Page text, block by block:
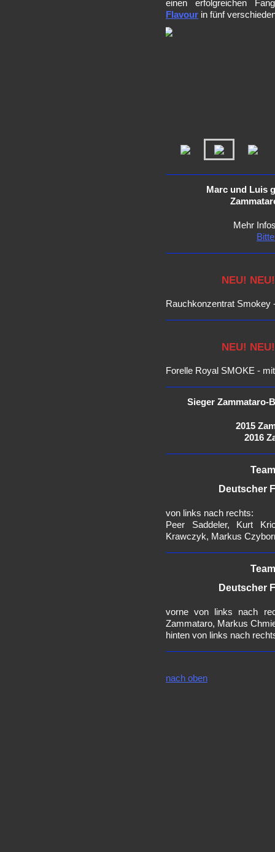
einen erfolgreichen
Flavour in fünf
Marc und Luis
Mehr
NEU!
Rauchkonzentrat Smokey
NEU!
Forelle Royal SMOKE -
Sieger Zammataro-
2015
2016
Deutscher
von links nach rechts:
Peer Saddeler, Kurt
Krawczyk, Markus
Deutscher
vorne von links nach
Zammataro, Markus
hinten von links nach
nach oben